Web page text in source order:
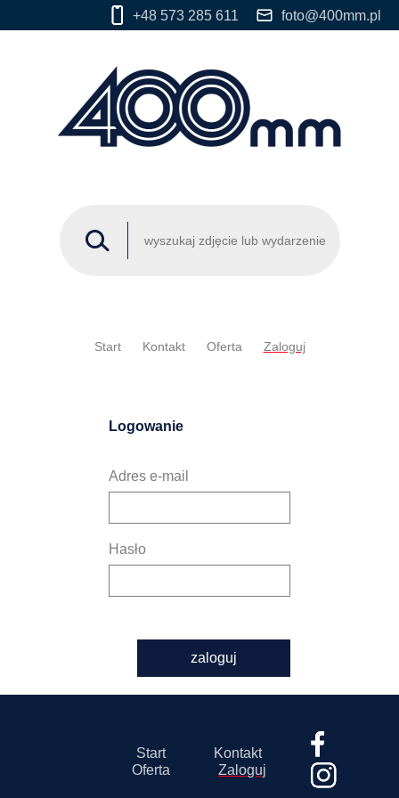
+48 573 285 611 foto@400mm.pl
Start Kontakt Oferta Zaloguj
Logowanie
Adres e-mail
Hasło
zaloguj
Start
Kontakt
Oferta
Zaloguj